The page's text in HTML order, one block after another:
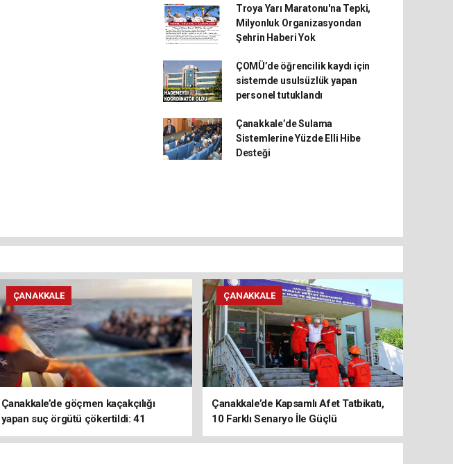
Troya Yarı Maratonu'na Tepki,
Milyonluk Organizasyondan
Şehrin Haberi Yok
ÇOMÜ’de öğrencilik kaydı için
sistemde usulsüzlük yapan
personel tutuklandı
Çanakkale’de Sulama
Sistemlerine Yüzde Elli Hibe
Desteği
ÇANAKKALE
Çanakkale’de göçmen kaçakçılığı
yapan suç örgütü çökertildi: 41
tutuklama
ÇANAKKALE
Çanakkale’de Kapsamlı Afet Tatbikatı,
10 Farklı Senaryo İle Güçlü
Koordinasyon